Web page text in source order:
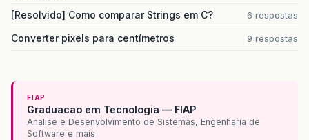
[Resolvido] Como comparar Strings em C? 6 respostas
Converter pixels para centímetros 9 respostas
FIAP
Graduacao em Tecnologia — FIAP
Analise e Desenvolvimento de Sistemas, Engenharia de
Software e mais